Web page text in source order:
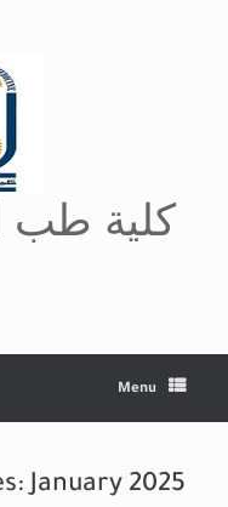
كلية طب
Menu
January 2025